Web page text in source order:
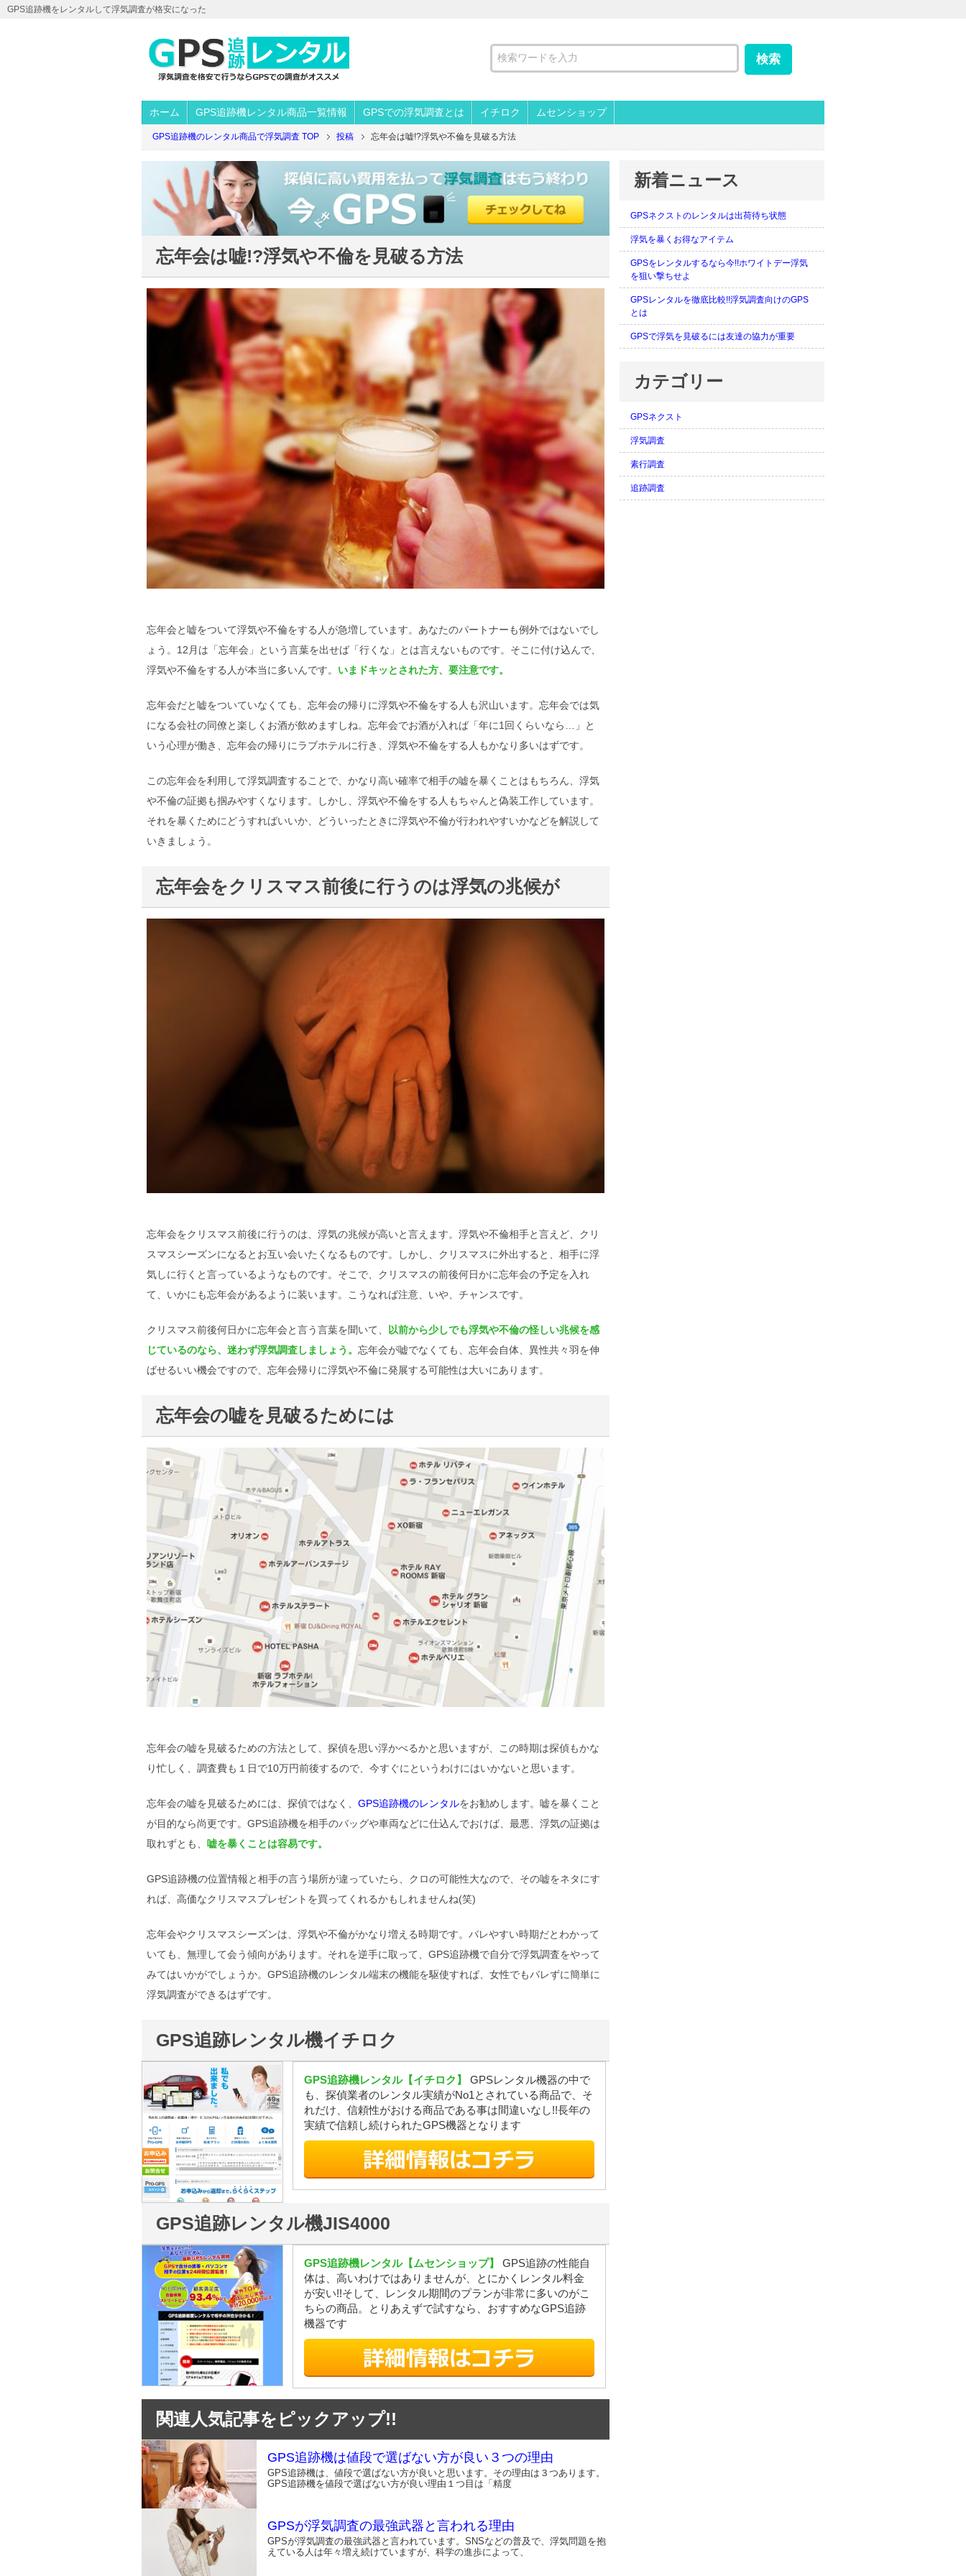
GPS追跡機をレンタルして浮気調査が格安になった
ホーム GPS追跡機レンタル商品一覧情報 GPSでの浮気調査とは イチロク ムセンショップ
GPS追跡機のレンタル商品で浮気調査 TOP 投稿 忘年会は嘘!?浮気や不倫を見破る方法
忘年会は嘘!?浮気や不倫を見破る方法
忘年会と嘘をついて浮気や不倫をする人が急増しています。あなたのパートナーも例外ではないでし
ょう。12月は「忘年会」という言葉を出せば「行くな」とは言えないものです。そこに付け込んで、
浮気や不倫をする人が本当に多いんです。 いまドキッとされた方、要注意です。
忘年会だと嘘をついていなくても、忘年会の帰りに浮気や不倫をする人も沢山います。忘年会では気
になる会社の同僚と楽しくお酒が飲めますしね。忘年会でお酒が入れば「年に1回くらいなら…」と
いう心理が働き、忘年会の帰りにラブホテルに行き、浮気や不倫をする人もかなり多いはずです。
この忘年会を利用して浮気調査することで、かなり高い確率で相手の嘘を暴くことはもちろん、浮気
や不倫の証拠も掴みやすくなります。しかし、浮気や不倫をする人もちゃんと偽装工作しています。
それを暴くためにどうすればいいか、どういったときに浮気や不倫が行われやすいかなどを解説して
いきましょう。
忘年会をクリスマス前後に行うのは浮気の兆候が
忘年会をクリスマス前後に行うのは、浮気の兆候が高いと言えます。浮気や不倫相手と言えど、クリ
スマスシーズンになるとお互い会いたくなるものです。しかし、クリスマスに外出すると、相手に浮
気しに行くと言っているようなものです。そこで、クリスマスの前後何日かに忘年会の予定を入れ
て、いかにも忘年会があるように装います。こうなれば注意、いや、チャンスです。
クリスマス前後何日かに忘年会と言う言葉を聞いて、
以前から少しでも浮気や不倫の怪しい兆候を感
じているのなら、迷わず浮気調査しましょう。 忘年会が嘘でなくても、忘年会自体、異性共々羽を伸
ばせるいい機会ですので、忘年会帰りに浮気や不倫に発展する可能性は大いにあります。
忘年会の嘘を見破るためには
忘年会の嘘を見破るための方法として、探偵を思い浮かべるかと思いますが、この時期は探偵もかな
り忙しく、調査費も１日で10万円前後するので、今すぐにというわけにはいかないと思います。
忘年会の嘘を見破るためには、探偵ではなく、 GPS追跡機のレンタルをお勧めします。嘘を暴くこと
が目的なら尚更です。GPS追跡機を相手のバッグや車両などに仕込んでおけば、最悪、浮気の証拠は
取れずとも、
嘘を暴くことは容易です。
GPS追跡機の位置情報と相手の言う場所が違っていたら、クロの可能性大なので、その嘘をネタにす
れば、高価なクリスマスプレゼントを買ってくれるかもしれませんね(笑)
忘年会やクリスマスシーズンは、浮気や不倫がかなり増える時期です。バレやすい時期だとわかって
いても、無理して会う傾向があります。それを逆手に取って、GPS追跡機で自分で浮気調査をやって
みてはいかがでしょうか。GPS追跡機のレンタル端末の機能を駆使すれば、女性でもバレずに簡単に
浮気調査ができるはずです。
GPS追跡レンタル機イチロク
GPS追跡機レンタル【イチロク】
GPSレンタル機器の中で
も、探偵業者のレンタル実績がNo1とされている商品で、そ
れだけ、信頼性がおける商品である事は間違いなし!!長年の
実績で信頼し続けられたGPS機器となります
GPS追跡レンタル機JIS4000
GPS追跡機レンタル【ムセンショップ】
GPS追跡の性能自
体は、高いわけではありませんが、とにかくレンタル料金
が安い!!そして、レンタル期間のプランが非常に多いのがこ
ちらの商品。とりあえずで試すなら、おすすめなGPS追跡
機器です
関連人気記事をピックアップ!!
GPS追跡機は値段で選ばない方が良い３つの理由
GPS追跡機は、値段で選ばない方が良いと思います。その理由は３つあります。
GPS追跡機を値段で選ばない方が良い理由１つ目は「精度
GPSが浮気調査の最強武器と言われる理由
GPSが浮気調査の最強武器と言われています。SNSなどの普及で、浮気問題を抱
えている人は年々増え続けていますが、科学の進歩によって、
新着ニュース
GPSネクストのレンタルは出荷待ち状態
浮気を暴くお得なアイテム
GPSをレンタルするなら今!!ホワイトデー浮気
を狙い撃ちせよ
GPSレンタルを徹底比較!!浮気調査向けのGPS
とは
GPSで浮気を見破るには友達の協力が重要
カテゴリー
GPSネクスト
浮気調査
素行調査
追跡調査